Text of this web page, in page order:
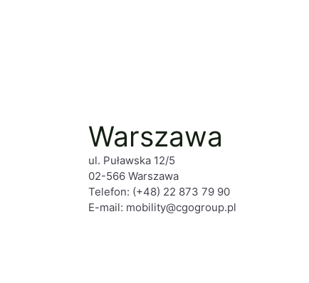
Warszawa
ul. Puławska 12/5
02-566 Warszawa
Telefon: (+48) 22 873 79 90
E-mail: mobility@cgogroup.pl